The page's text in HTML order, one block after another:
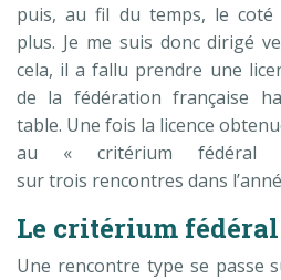
puis, au fil du temps, le coté
plus. Je me suis donc dirigé
cela, il a fallu prendre une
de la fédération française
table. Une fois la licence
au « critérium fédéral
sur trois rencontres dans
Le critérium fédéral
Une rencontre type se passe